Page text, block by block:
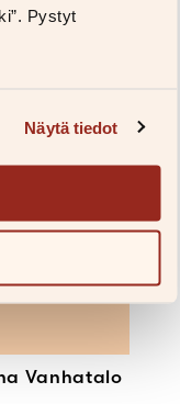
Pystyt
Näytä tiedot
Vanhatalo